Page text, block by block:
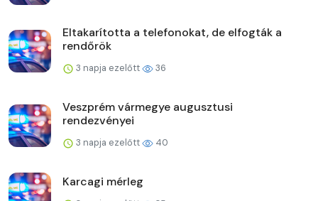
Eltakarította a telefonokat, de elfogták a
rendőrök
3 napja ezelőtt 36
Veszprém vármegye augusztusi
rendezvényei
3 napja ezelőtt 40
Karcagi mérleg